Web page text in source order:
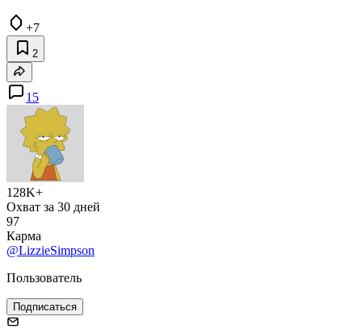
+7
2
15
128K+
Охват за 30 дней
97
Карма
@LizzieSimpson
Пользователь
Подписаться